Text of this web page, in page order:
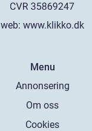
web: www.klikko.dk
Menu
Annonsering
Om oss
Cookies